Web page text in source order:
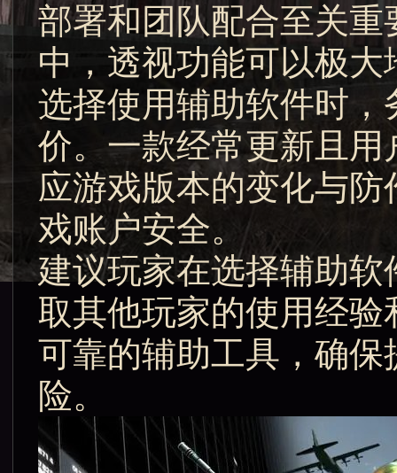
部署和团队配合至关
中，透视功能可以极
选择使用辅助软件时
价。一款经常更新且
应游戏版本的变化与
戏账户安全。
建议玩家在选择辅助
取其他玩家的使用经
可靠的辅助工具，确
险。